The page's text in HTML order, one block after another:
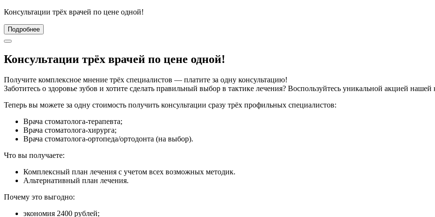
Консультации трёх врачей по цене одной!
Подробнее
Консультации трёх врачей по цене одной!
Получите комплексное мнение трёх специалистов — платите за одну консультацию!
Заботитесь о здоровье зубов и хотите сделать правильный выбор в тактике лечения? Воспользуйтесь уникальной акцией
Теперь вы можете за одну стоимость получить консультации сразу трёх профильных специалистов:
Врача стоматолога‑терапевта;
Врача стоматолога-хирурга;
Врача стоматолога-ортопеда/ортодонта (на выбор).
Что вы получаете:
Комплексный план лечения с учетом всех возможных методик.
Альтернативный план лечения.
Почему это выгодно:
экономия 2400 рублей;